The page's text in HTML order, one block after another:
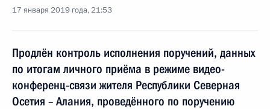
17 января 2019 года, 21:53
Продлён контроль исполнения поручений, данных
по итогам личного приёма в режиме видео-
конференц-связи жителя Республики Северная
Осетия – Алания, проведённого по поручению